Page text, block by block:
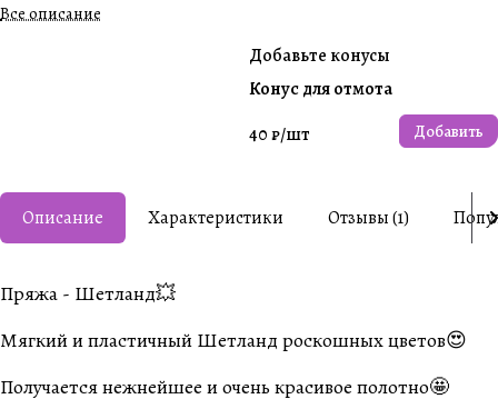
Все описание
Добавьте конусы
Конус для отмота
40 ₽/шт Добавить
Описание Характеристики Отзывы (1)
Пряжа - Шетланд💥
Мягкий и пластичный Шетланд роскошных цветов😍
Получается нежнейшее и очень красивое полотно🤩